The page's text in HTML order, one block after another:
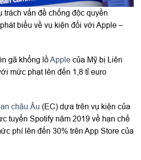
trách vấn đề chống độc quyền
biểu về vụ kiện đối với Apple –
gã khổng lồApple của Mỹ bị Liên
mức phạt lên đến 1,8 tỉ euro
châu Âu (EC) dựa trên vụ kiện của
tuyến Spotify năm 2019 về hạn chế
phí lên đến 30% trên App Store của